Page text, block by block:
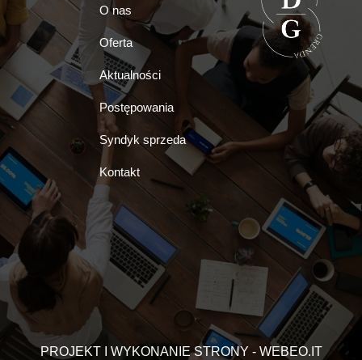
O nas
Oferta
Aktualności
Postępowania
Syndyk sprzeda
Kontakt
PROJEKT I WYKONANIE STRONY - WEBEO.IT